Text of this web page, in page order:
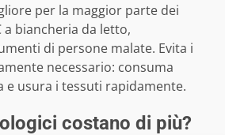
per la maggior parte dei
a biancheria da letto,
di persone malate. Evita i
necessario: consuma
e usura i tessuti rapidamente.
costano di più?